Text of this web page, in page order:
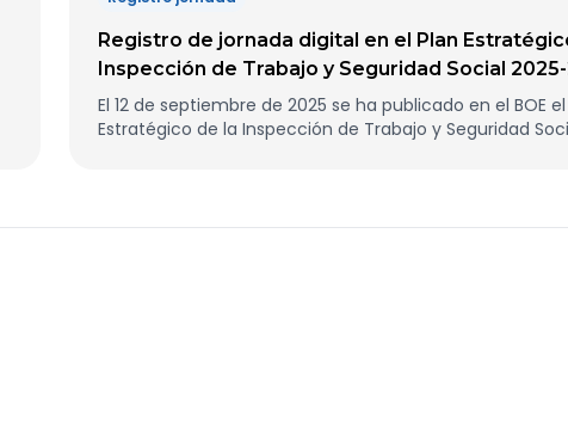
Registro de jornada digital en el Plan
Inspección de Trabajo y Seguridad Social
El 12 de septiembre de 2025 se ha publicado en el BOE el
Estratégico de la Inspección de Trabajo y Seguridad